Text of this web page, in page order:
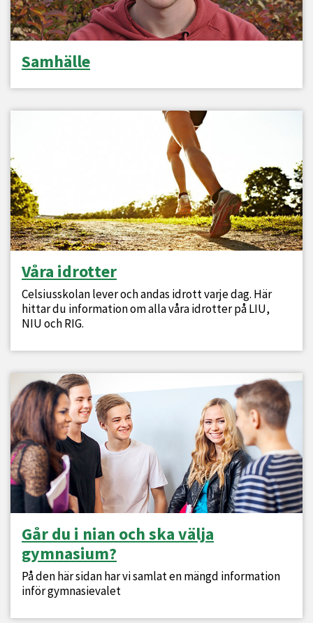
Samhälle
Våra idrotter
Celsiusskolan lever och andas idrott varje dag. Här
hittar du information om alla våra idrotter på LIU,
NIU och RIG.
Går du i nian och ska välja
gymnasium?
På den här sidan har vi samlat en mängd information
inför gymnasievalet